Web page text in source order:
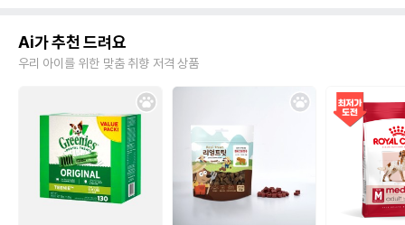
Ai가 추천 드려요
우리 아이를 위한 맞춤 취향 저격 상품